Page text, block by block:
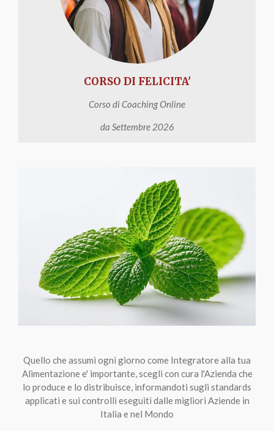
CORSO DI FELICITA'
Corso di Coaching Online
da Settembre 2026
Quello che assumi ogni giorno come Integratore alla tua
Alimentazione e' importante, scegli con cura l'Azienda che
lo produce e lo distribuisce, informandoti sugli standards
applicati e sui controlli eseguiti dalle migliori Aziende in
Italia e nel Mondo